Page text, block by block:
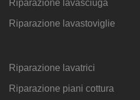
Riparazione lavasciuga
Riparazione lavastoviglie
Riparazione lavatrici
Riparazione piani cottura